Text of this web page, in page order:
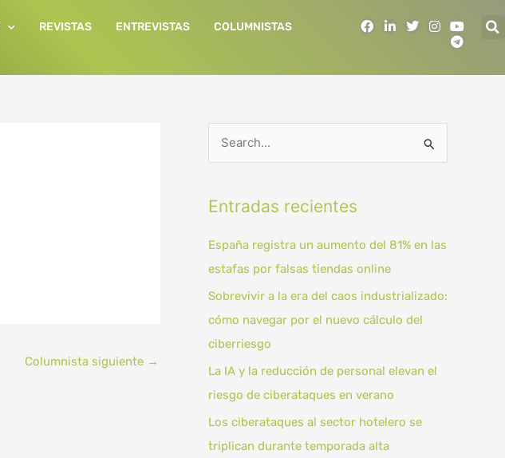
REVISTAS ENTREVISTAS
COLUMNISTAS
F
a
i
T
w
I
n
m
o
u
e
l
Columnista siguiente →
a
r
p
o
r
Entradas recientes
España registra un aumento del 81% en las
estafas por falsas tiendas online
Sobrevivir a la era del caos industrializado:
cómo navegar por el nuevo cálculo del
ciberriesgo
La IA y la reducción de personal elevan el
riesgo de ciberataques en verano
Los ciberataques al sector hotelero se
triplican durante temporada alta